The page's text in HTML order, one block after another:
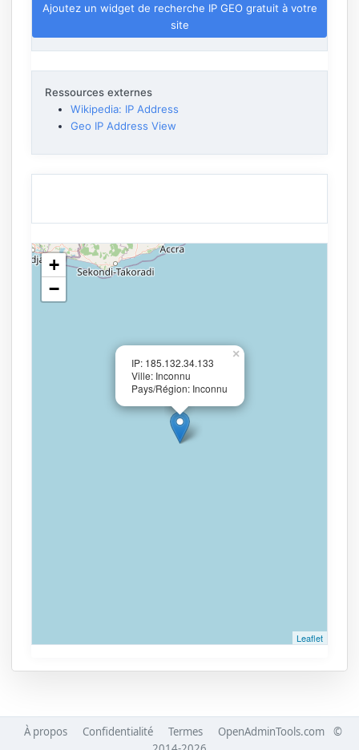
Ajoutez un widget de recherche IP GEO gratuit à votre
site
Ressources externes
Wikipedia: IP Address
Geo IP Address View
IP: 185.132.34.133
Ville: Inconnu
Pays/Région: Inconnu
×
+
−
Leaflet
À propos Confidentialité Termes OpenAdminTools.com
©